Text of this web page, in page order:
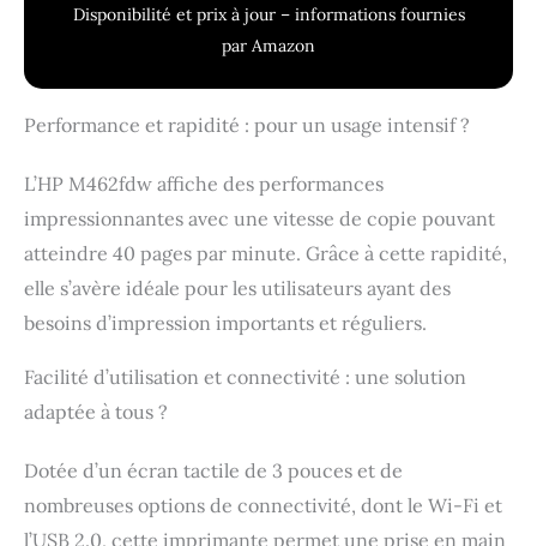
Disponibilité et prix à jour – informations fournies
par Amazon
Performance et rapidité : pour un usage intensif ?
L’HP M462fdw affiche des performances
impressionnantes avec une vitesse de copie pouvant
atteindre 40 pages par minute. Grâce à cette rapidité,
elle s’avère idéale pour les utilisateurs ayant des
besoins d’impression importants et réguliers.
Facilité d’utilisation et connectivité : une solution
adaptée à tous ?
Dotée d’un écran tactile de 3 pouces et de
nombreuses options de connectivité, dont le Wi-Fi et
l’USB 2.0, cette imprimante permet une prise en main